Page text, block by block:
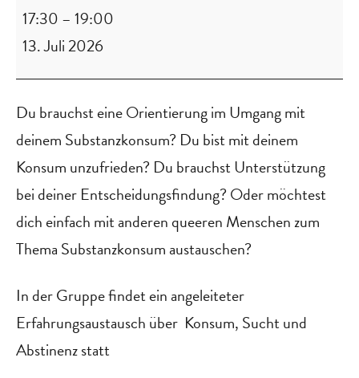
17:30 – 19:00
13. Juli 2026
Du brauchst eine Orientierung im Umgang mit
deinem Substanzkonsum? Du bist mit deinem
Konsum unzufrieden? Du brauchst Unterstützung
bei deiner Entscheidungsfindung? Oder möchtest
dich einfach mit anderen queeren Menschen zum
Thema Substanzkonsum austauschen?
In der Gruppe findet ein angeleiteter
Erfahrungsaustausch über Konsum, Sucht und
Abstinenz statt